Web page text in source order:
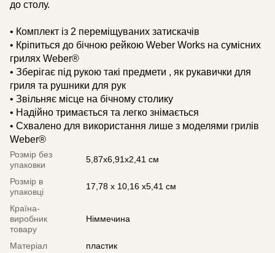
до столу.
• Комплект із 2 переміщуваних затискачів
• Кріпиться до бічною рейкою Weber Works на сумісних
грилях Weber®
• Зберігає під рукою такі предмети , як рукавички для
гриля та рушники для рук
• Звільняє місце на бічному столику
• Надійно тримається та легко знімається
• Схвалено для використання лише з моделями грилів
Weber®
Розмір без
упаковки
5,87х6,91х2,41 см
Розмір в
упаковці
17,78 х 10,16 х5,41 см
Країна-
виробник
товару
Німмечина
Матеріал
пластик